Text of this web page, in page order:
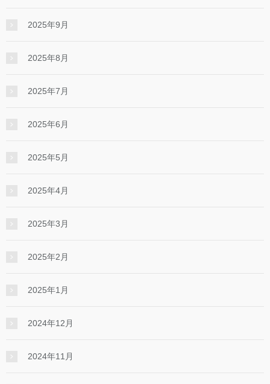
2025年9月
2025年8月
2025年7月
2025年6月
2025年5月
2025年4月
2025年3月
2025年2月
2025年1月
2024年12月
2024年11月